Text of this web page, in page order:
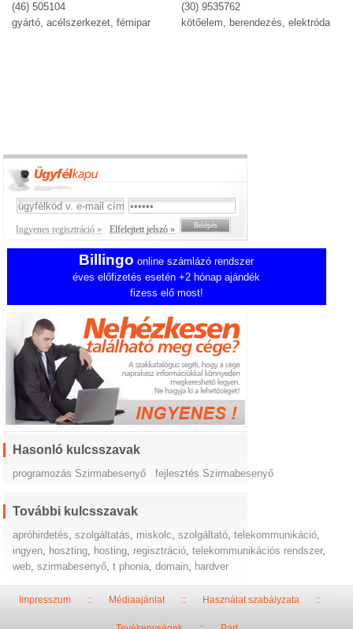
(46) 505104
gyártó, acélszerkezet, fémipar
(30) 9535762
kötőelem, berendezés, elektróda
Ingyenes regisztráció » Elfelejtett jelszó »
Billingo online számlázó rendszer
éves előfizetés esetén +2 hónap ajándék
fizess elő most!
Hasonló kulcsszavak
programozás Szirmabesenyő fejlesztés Szirmabesenyő
További kulcsszavak
apróhirdetés ,szolgáltatás miskolc ,szolgáltató ,telekommunikáció
ingyen
hoszting hosting regisztráció ,telekommunikációs rendszer,
web ,szirmabesenyő ,t phonia ,domain hardver
Impresszum::Médiaajánlat::Használat szabályzata::